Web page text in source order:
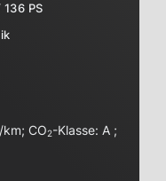
PS
km;CO2-Klasse: A ;